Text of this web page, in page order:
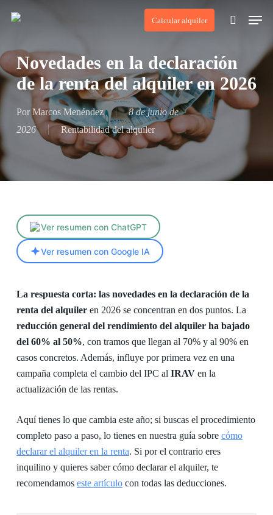
content
Calcular alquiler
search
Menu
Novedades en la declaración
de la renta del alquiler en 2026
Por Marcos Menéndez
8 de junio de
2026
Rentabilidad del alquiler
Ver resumen con ChatGPT
Ver resumen con Google IA
La respuesta corta: las novedades en la declaración de la
renta del alquileren 2026 se concentran en dos puntos. La
reducción general del rendimiento del alquiler ha bajado
del 60% al 50%, con tramos que llegan al 70% y al 90% en
casos concretos. Además, influye por primera vez en una
campaña completa el cambio del IPC al IRAVen la
actualización de las rentas.
Aquí tienes lo que cambia este año; si buscas el procedimiento
completo paso a paso, lo tienes en nuestra guía sobre cómo
declarar el alquiler en la renta. Si por el contrario eres
inquilino y quieres saber cómo declarar el alquiler, te
recomendamos este artículocon todas las deducciones.